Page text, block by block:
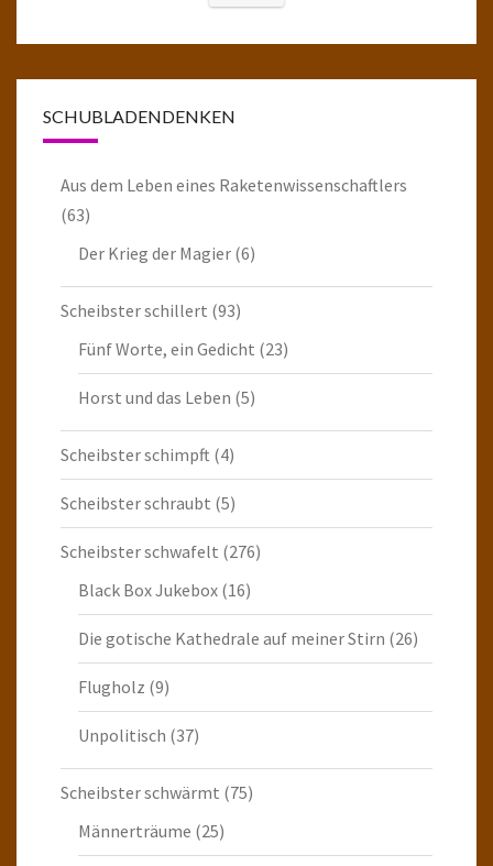
SCHUBLADENDENKEN
Aus dem Leben eines Raketenwissenschaftlers
(63)
Der Krieg der Magier (6)
Scheibster schillert (93)
Fünf Worte, ein Gedicht (23)
Horst und das Leben (5)
Scheibster schimpft (4)
Scheibster schraubt (5)
Scheibster schwafelt (276)
Black Box Jukebox (16)
Die gotische Kathedrale auf meiner Stirn (26)
Flugholz (9)
Unpolitisch (37)
Scheibster schwärmt (75)
Männerträume (25)